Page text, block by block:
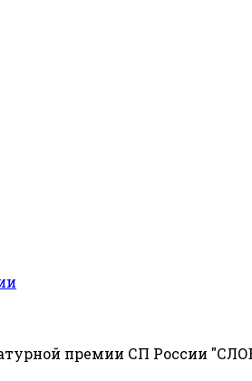
премии СП России